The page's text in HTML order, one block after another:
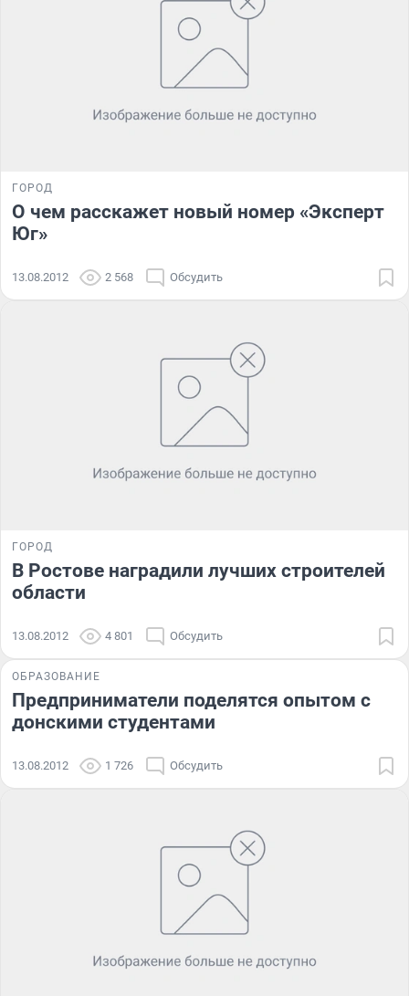
ГОРОД
О чем расскажет новый номер «Эксперт
Юг»
13.08.2012 2 568 Обсудить
ГОРОД
В Ростове наградили лучших строителей
области
13.08.2012 4 801 Обсудить
ОБРАЗОВАНИЕ
Предприниматели поделятся опытом с
донскими студентами
13.08.2012 1 726 Обсудить